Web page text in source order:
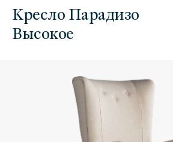
Диван Марсель
Кровать Ньюбери
Кресло Парадизо
Высокое